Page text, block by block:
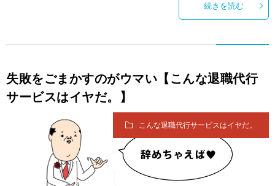
続きを読む
失敗をごまかすのがウマい【こんな退職代行
サービスはイヤだ。】
こんな退職代行サービスはイヤだ。